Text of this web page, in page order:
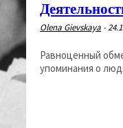
Olena Gievskaya -
Равноценный
упоминания о